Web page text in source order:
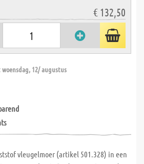
€ 132,50
woensdag, 12/ augustus
vleugelmoer (artikel 501.328) in een